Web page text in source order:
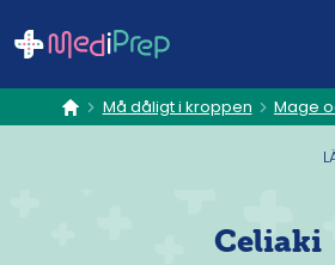
hem Må dåligt i kroppen Mage
Celiaki